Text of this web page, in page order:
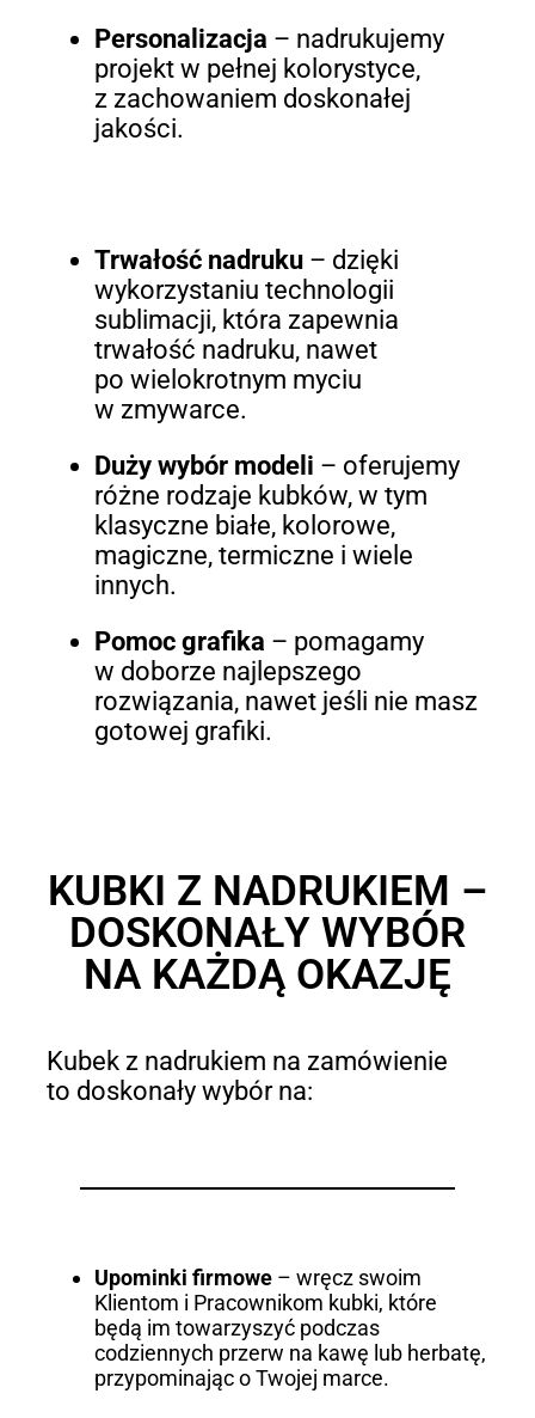
Personalizacja – nadrukujemy
projekt w pełnej kolorystyce,
z zachowaniem doskonałej
jakości.
Trwałość nadruku– dzięki
wykorzystaniu technologii
sublimacji, która zapewnia
trwałość nadruku, nawet
po wielokrotnym myciu
w zmywarce.
Duży wybór modeli – oferujemy
różne rodzaje kubków, w tym
klasyczne białe, kolorowe,
magiczne, termiczne i wiele
innych.
Pomoc grafika – pomagamy
w doborze najlepszego
rozwiązania, nawet jeśli nie masz
gotowej grafiki.
KUBKI Z NADRUKIEM –
DOSKONAŁY WYBÓR
NA KAŻDĄ OKAZJĘ
Kubek z nadrukiem na zamówienie
to doskonały wybór na:
Upominki firmowe– wręcz swoim
Klientom i Pracownikom kubki, które
będą im towarzyszyć podczas
codziennych przerw na kawę lub herbatę,
przypominając o Twojej marce.